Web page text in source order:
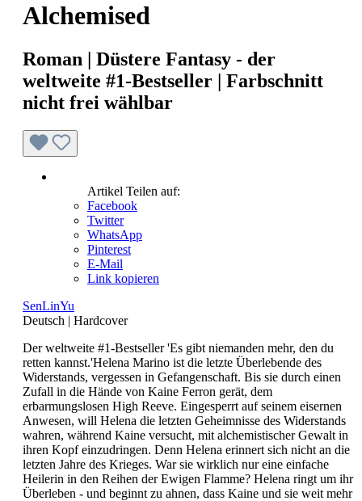
Alchemised
Roman | Düstere Fantasy - der
weltweite #1-Bestseller | Farbschnitt
nicht frei wählbar
Artikel Teilen auf:
Facebook
Twitter
WhatsApp
Pinterest
E-Mail
Link kopieren
SenLinYu
Deutsch | Hardcover
Der weltweite #1-Bestseller 'Es gibt niemanden mehr, den du
retten kannst.'Helena Marino ist die letzte Überlebende des
Widerstands, vergessen in Gefangenschaft. Bis sie durch einen
Zufall in die Hände von Kaine Ferron gerät, dem
erbarmungslosen High Reeve. Eingesperrt auf seinem eisernen
Anwesen, will Helena die letzten Geheimnisse des Widerstands
wahren, während Kaine versucht, mit alchemistischer Gewalt in
ihren Kopf einzudringen. Denn Helena erinnert sich nicht an die
letzten Jahre des Krieges. War sie wirklich nur eine einfache
Heilerin in den Reihen der Ewigen Flamme? Helena ringt um ihr
Überleben - und beginnt zu ahnen, dass Kaine und sie weit mehr